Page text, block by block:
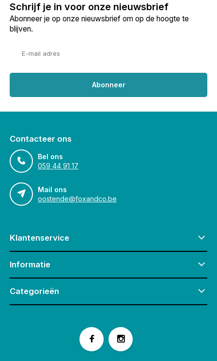
Schrijf je in voor onze nieuwsbrief
Abonneer je op onze nieuwsbrief om op de hoogte te
blijven.
Abonneer
Contacteer ons
Bel ons
059 44 91 17
Mail ons
oostende@foxandco.be
Klantenservice
Informatie
Categorieën